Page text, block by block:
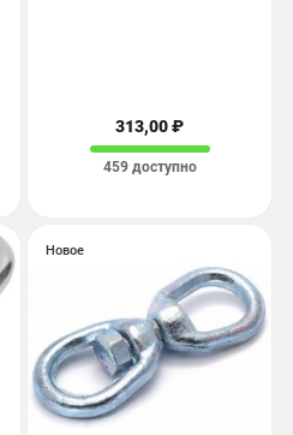
313,00 ₽
459 доступно
Новое